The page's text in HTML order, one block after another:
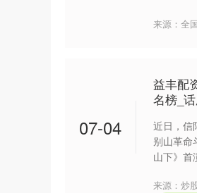
来源：全
07-04
益丰配
名榜_
近日，信
别山革命
山下》首
来源：炒